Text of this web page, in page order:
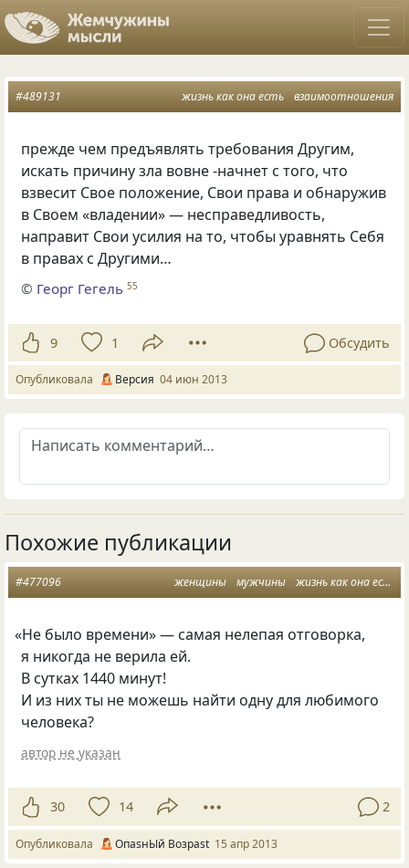
жизнь как она есть взаимоотношения
#489131
прежде чем предъявлять требования Другим,
искать причину зла вовне -начнет с того, что
взвесит Свое положение, Свои права и обнаружив
в Своем «владении» — несправедливость,
направит Свои усилия на то, чтобы уравнять Себя
в правах с Другими…
© Георг Гегель 55
9 1 Обсудить
Опубликовала Версия 04 июн 2013
Похожие публикации
женщины мужчины жизнь как она есть
#477096
«Не было времени» — самая нелепая отговорка,
я никогда не верила ей.
В сутках 1440 минут!
И из них ты не можешь найти одну для любимого
человека?
автор не указан
30 14 2
Опубликовала ОпasнЫй Возраst 15 апр 2013